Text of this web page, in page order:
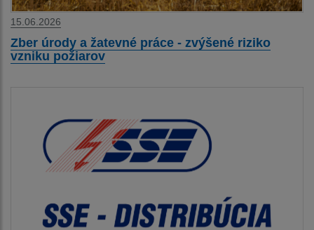
15.06.2026
Zber úrody a žatevné práce - zvýšené riziko
vzniku požiarov